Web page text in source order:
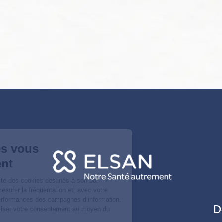
Vos données vous
appartiennent
ELSAN utilise sur ce site des cookies destinés à son bon